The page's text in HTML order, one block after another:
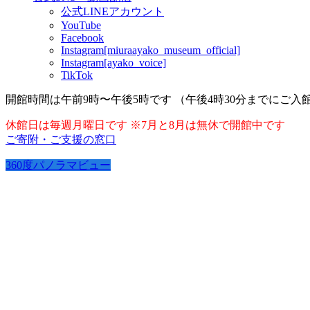
公式LINEアカウント
YouTube
Facebook
Instagram[miuraayako_museum_official]
Instagram[ayako_voice]
TikTok
開館時間は午前9時〜午後5時です （午後4時30分までにご入
休館日は毎週月曜日です ※7月と8月は無休で開館中です
ご寄附・ご支援の窓口
360度パノラマビュー